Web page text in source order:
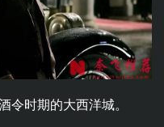
令时期的大西洋城。